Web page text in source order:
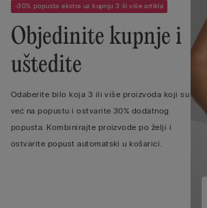
-30% popusta ekstra uz kupnju 3 ili više artikla
Objedinite kupnje i
uštedite
Odaberite bilo koja 3 ili više proizvoda koji su
već na popustu i ostvarite 30% dodatnog
popusta. Kombinirajte proizvode po želji i
ostvarite popust automatski u košarici.